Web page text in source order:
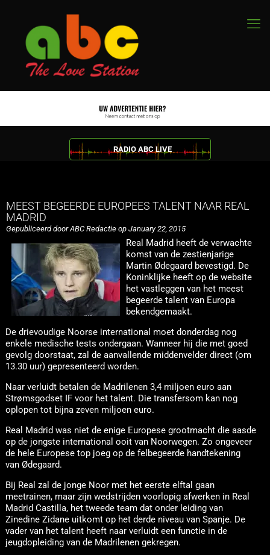
RADIO ABC LIVE
MEEST BEGEERDE EUROPEES TALENT NAAR REAL
MADRID
Gepubliceerd door ABC Redactie op January 22, 2015
Real Madrid heeft de verwachte
komst van de zestienjarige
Martin Ødegaard bevestigd. De
Koninklijke heeft op de website
het vastleggen van het meest
begeerde talent van Europa
bekendgemaakt.
De drievoudige Noorse international moet donderdag nog
enkele medische tests ondergaan. Wanneer hij die met goed
gevolg doorstaat, zal de aanvallende middenvelder direct (om
13.30 uur) gepresenteerd worden.
Naar verluidt betalen de Madrilenen 3,4 miljoen euro aan
Strømsgodset IF voor het talent. Die transfersom kan nog
oplopen tot bijna zeven miljoen euro.
Real Madrid was niet de enige Europese grootmacht die aasde
op de jongste international ooit van Noorwegen. Zo ongeveer
de hele Europese top joeg op de felbegeerde handtekening
van Ødegaard.
Bij Real zal de jonge Noor met het eerste elftal gaan
meetrainen, maar zijn wedstrijden voorlopig afwerken in Real
Madrid Castilla, het tweede team dat onder leiding van
Zinedine Zidane uitkomt op het derde niveau van Spanje. De
vader van het talent heeft naar verluidt een functie in de
jeugdopleiding van de Madrilenen gekregen.